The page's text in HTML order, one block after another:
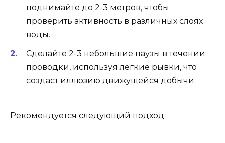
поднимайте до 2-3 метров, чтобы
проверить активность в различных слоях
воды.
Сделайте 2-3 небольшие паузы в течении
проводки, используя легкие рывки, что
создаст иллюзию движущейся добычи.
Рекомендуется следующий подход: